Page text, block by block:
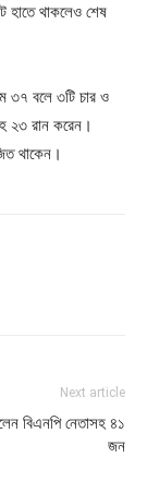
হাতে থাকলেও শেষ
৩৭ বলে ৩টি চার ও
২৩ রান করেন।
থাকেন।
Next article
বিএনপি নেতাসহ ৪১
জন